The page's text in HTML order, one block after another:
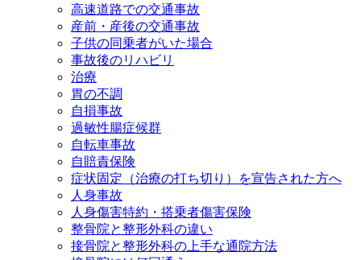
高速道路での交通事故
産前・産後の交通事故
子供の同乗者がいた場合
事故後のリハビリ
治療
胃の不調
自損事故
過敏性腸症候群
自転車事故
自賠責保険
症状固定（治療の打ち切り）を宣告された方へ
人身事故
人身傷害特約・搭乗者傷害保険
整骨院と整形外科の違い
接骨院と整形外科の上手な通院方法